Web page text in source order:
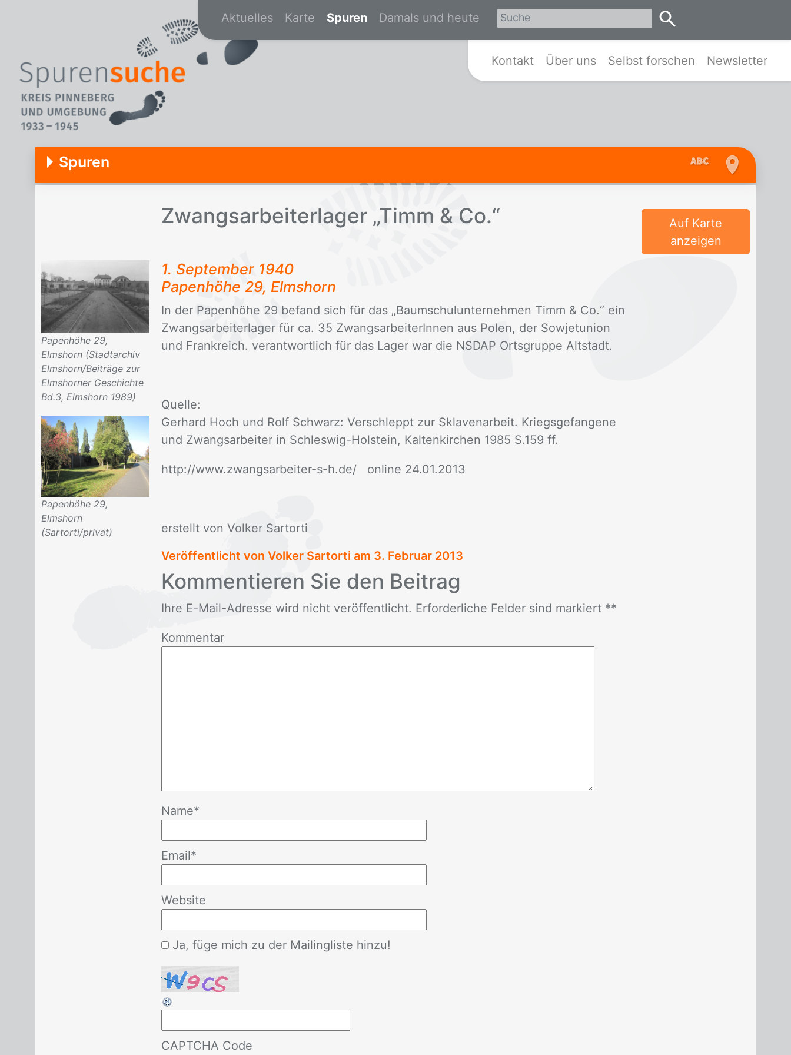
Zur Startseite von Spurensuche Kreis Pinneberg und Umgebung
Aktuelles Karte Spuren Damals und heute
Kontakt Über uns Selbst forschen Newsletter
Spuren
Zwangs­ar­bei­ter­la­ger „Timm & Co.“
Auf Karte
anzeigen
Papenhöhe 29,
Elmshorn (Stadtarchiv
Elmshorn/Beiträge zur
Elmshorner Geschichte
Bd.3, Elmshorn 1989)
Papenhöhe 29,
Elmshorn
(Sartorti/privat)
1. Sep­tem­ber 1940
Pa­pen­hö­he 29, Elms­horn
In der Pa­pen­hö­he 29 be­fand sich für das „Baum­schul­un­ter­neh­men Timm & Co.“ ein
Zwangs­ar­bei­ter­la­ger für ca. 35 Zwangs­ar­bei­te­rIn­nen aus Po­len, der So­wjet­uni­on
und Frank­reich. ver­ant­wort­lich für das La­ger war die NS­DAP Orts­grup­pe Alt­stadt.
Quel­le:
Ger­hard Hoch und Rolf Schwarz: Ver­schleppt zur Skla­ven­ar­beit. Kriegs­ge­fan­ge­ne
und Zwangs­ar­bei­ter in Schles­wig-Hol­stein, Kal­ten­kir­chen 1985 S.159 ff.
http://​www.zwangs­ar­bei­ter-s-h.de/ on­line 24.01.2013
er­stellt von Vol­ker Sar­t­or­ti
Veröffentlicht von Volker Sartorti am 3. Februar 2013
Kom­men­tie­ren Sie den Bei­trag
Ihre E-Mail-Adres­se wird nicht ver­öf­fent­licht. Er­for­der­li­che Fel­der sind mar­kiert **
Kommentar
Name*
Email*
Website
Ja, füge mich zu der Mailingliste hinzu!
CAPTCHA Code